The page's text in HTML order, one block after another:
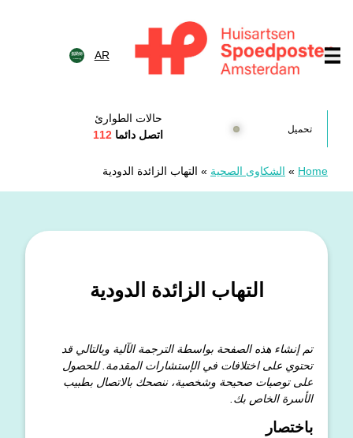
AR
تحميل
حالات الطوارئ
اتصل دائما 112
Home
» الشكاوى الصحية » التهاب الزائدة الدودية
التهاب الزائدة الدودية
تم إنشاء هذه الصفحة بواسطة الترجمة الآلية وبالتالي قد
تحتوي على اختلافات في الإستشارات المقدمة. للحصول
على توصيات صحيحة وشخصية، ننصحك بالاتصال بطبيب
الأسرة الخاص بك.
باختصار